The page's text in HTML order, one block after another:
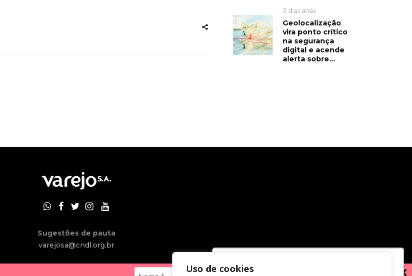
Utilizamos cookies para oferecer melhor
Uso de cookies
3 dias atrás
Geolocalização
vira ponto crítico
na segurança
digital e acende
alerta sobre...
Sugestões de pauta
varejosa@cndl.org.br